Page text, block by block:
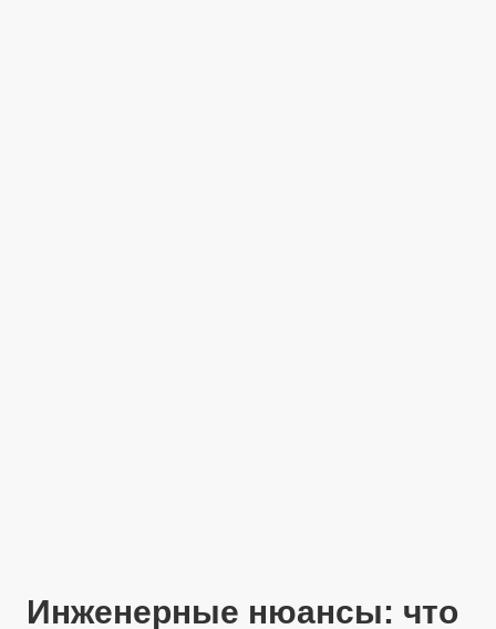
Инженерные нюансы: что